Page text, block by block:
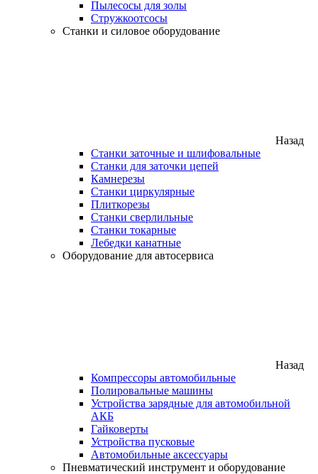
Пылесосы для золы
Стружкоотсосы
Станки и силовое оборудование
Назад
Станки заточные и шлифовальные
Станки для заточки цепей
Камнерезы
Станки циркулярные
Плиткорезы
Станки сверлильные
Станки токарные
Лебедки канатные
Оборудование для автосервиса
Назад
Компрессоры автомобильные
Полировальные машины
Устройства зарядные для автомобильной
АКБ
Гайковерты
Устройства пусковые
Автомобильные аксессуары
Пневматический инструмент и оборудование